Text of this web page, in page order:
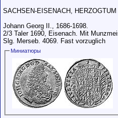
SACHSEN-EISENACH, HERZOGTUM
Johann Georg II., 1686-1698.
2/3 Taler 1690, Eisenach. Mit
Slg. Merseb. 4069. Fast vorzuglich
Миниатюры